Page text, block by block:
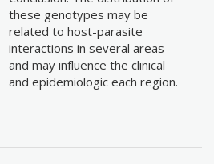
these genotypes may be
related to host-parasite
interactions in several areas
and may influence the clinical
and epidemiologic each region.